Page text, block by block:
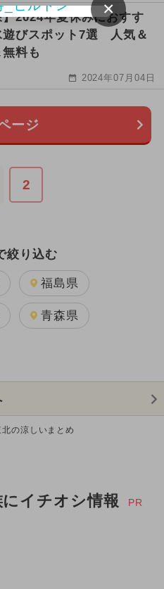
2024年夏休みにおすす
遊びスポット7選 人気＆
料も
2024年07月04日
ージ
2
絞り込む
福島県
青森県
の涼しいまとめ
イチオシ情報 PR
×